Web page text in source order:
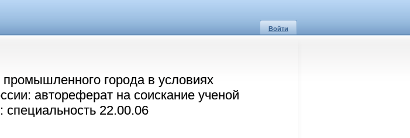
Войти
промышленного города в условиях
автореферат на соискание ученой
специальность 22.00.06